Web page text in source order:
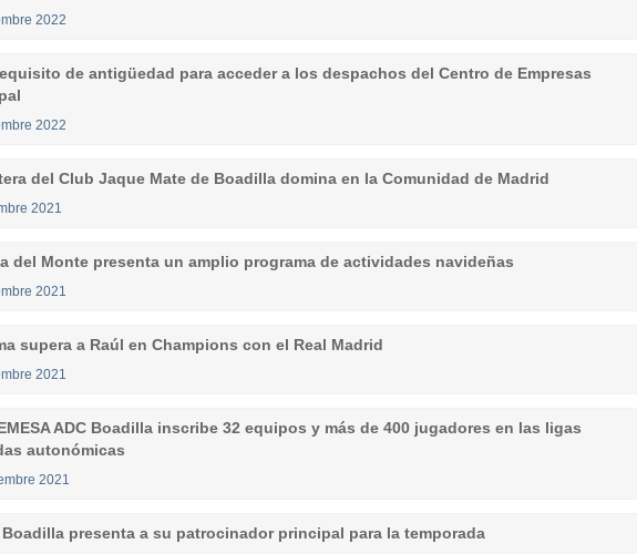
2022
de antigüedad para acceder a los despachos del Centro de Empresas
2022
del Club Jaque Mate de Boadilla domina en la Comunidad de Madrid
2021
del Monte presenta un amplio programa de actividades navideñas
2021
supera a Raúl en Champions con el Real Madrid
2021
ADC Boadilla inscribe 32 equipos y más de 400 jugadores en las ligas
autonómicas
2021
Boadilla presenta a su patrocinador principal para la temporada